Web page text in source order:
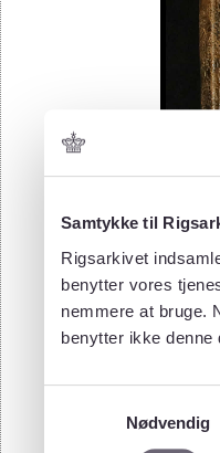
Samtykke til
Rigsarkivet
benytter vores
nemmere at bruge.
benytter ikke
Nødvendig